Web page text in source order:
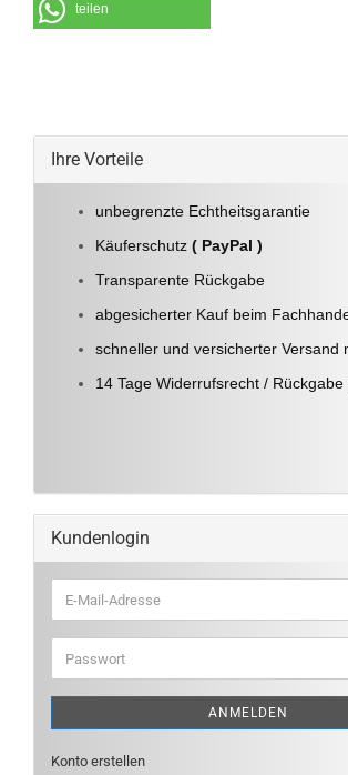
teilen
Ihre Vorteile
unbegrenzte Echtheitsgarantie
Käuferschutz ( PayPal )
Transparente Rückgabe
abgesicherter Kauf beim
schneller und versicherter Versand
14 Tage Widerrufsrecht /
Kundenlogin
E-
Mail-
Adresse
Passwort
ANMELDEN
Konto erstellen